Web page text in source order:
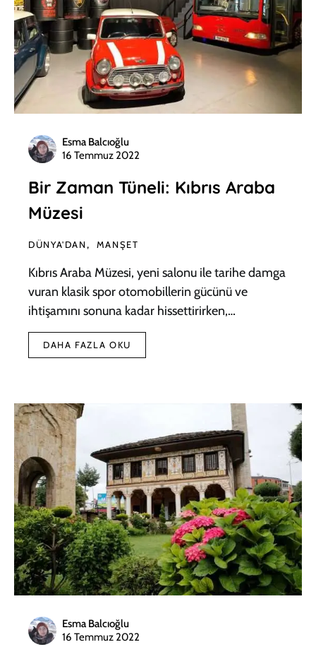
Esma Balcıoğlu
16 Temmuz 2022
Bir Zaman Tüneli: Kıbrıs Araba
Müzesi
DÜNYA'DAN MANŞET
Kıbrıs Araba Müzesi, yeni salonu ile tarihe damga
vuran klasik spor otomobillerin gücünü ve
ihtişamını sonuna kadar hissettirirken,…
DAHA FAZLA OKU
Esma Balcıoğlu
16 Temmuz 2022